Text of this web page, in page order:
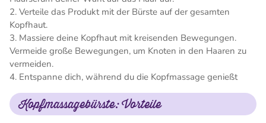
2. Verteile das Produkt mit der Bürste auf der gesamten
Kopfhaut.
3. Massiere deine Kopfhaut mit kreisenden Bewegungen.
Vermeide große Bewegungen, um Knoten in den Haaren zu
vermeiden.
4. Entspanne dich, während du die Kopfmassage genießt
Kopfmassagebürste: Vorteile